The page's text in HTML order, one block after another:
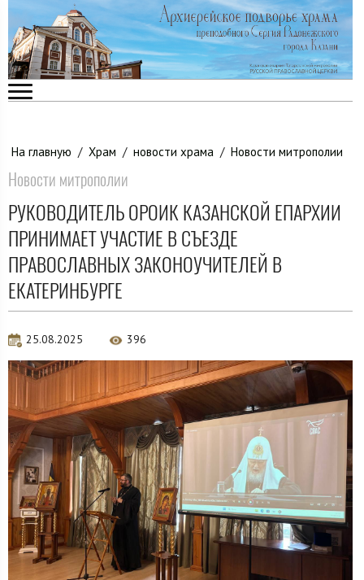
На главную / Храм / новости храма / Новости митрополии
Новости митрополии
РУКОВОДИТЕЛЬ ОРОИК КАЗАНСКОЙ ЕПАРХИИ
ПРИНИМАЕТ УЧАСТИЕ В СЪЕЗДЕ
ПРАВОСЛАВНЫХ ЗАКОНОУЧИТЕЛЕЙ В
ЕКАТЕРИНБУРГЕ
25.08.2025 396